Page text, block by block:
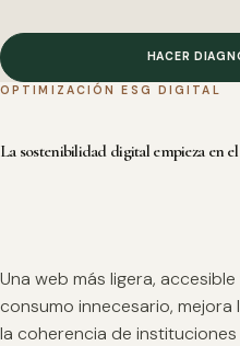
HACER
OPTIMIZACIÓN ESG DIGITAL
La sostenibilidad digital empieza en
Una web más ligera,
consumo innecesario,
la coherencia de